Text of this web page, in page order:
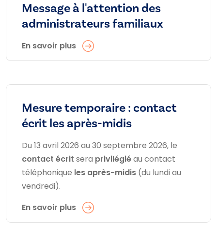
Message à l'attention des
administrateurs familiaux
En savoir plus
Mesure temporaire : contact
écrit les après-midis
Du 13 avril 2026 au 30 septembre 2026, le
contact écrit sera privilégiéau contact
téléphonique les après-midis (du lundi au
vendredi).
En savoir plus